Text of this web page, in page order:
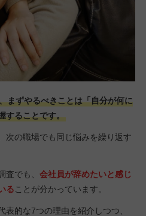
まずやるべきことは「自分が何に
することです。
次の職場でも同じ悩みを繰り返す
査でも、 会社員が辞めたいと感じ
る ことが分かっています。
表的な7つの理由を紹介しつつ、